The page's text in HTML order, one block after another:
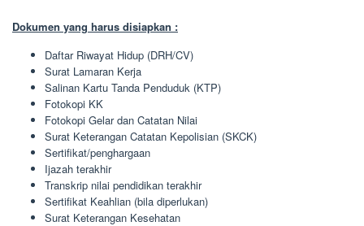
Dokumen yang harus disiapkan :
Daftar Riwayat Hidup (DRH/CV)
Surat Lamaran Kerja
Salinan Kartu Tanda Penduduk (KTP)
Fotokopi KK
Fotokopi Gelar dan Catatan Nilai
Surat Keterangan Catatan Kepolisian (SKCK)
Sertifikat/penghargaan
Ijazah terakhir
Transkrip nilai pendidikan terakhir
Sertifikat Keahlian (bila diperlukan)
Surat Keterangan Kesehatan